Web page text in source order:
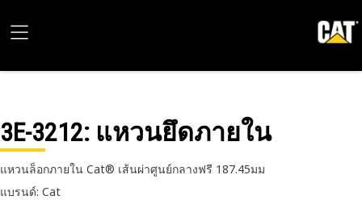
3E-3212: แหวนยึดภายใน
แหวนล็อกภายใน Cat® เส้นผ่าศูนย์กลางฟรี 187.45มม
แบรนด์: Cat